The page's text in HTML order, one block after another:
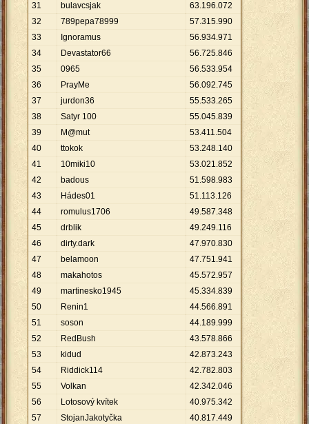
31
bulavcsjak 63.196.072
32
789pepa78999 57.315.990
33
Ignoramus 56.934.971
34
Devastator66 56.725.846
35
0965 56.533.954
36
PrayMe 56.092.745
37
jurdon36 55.533.265
38
Satyr 100 55.045.839
39
M@mut 53.411.504
40
ttokok 53.248.140
41
10miki10 53.021.852
42
badous 51.598.983
43
Hádes01 51.113.126
44
romulus1706 49.587.348
45
drblik 49.249.116
46
dirty.dark 47.970.830
47
belamoon 47.751.941
48
makahotos 45.572.957
49
martinesko1945 45.334.839
50
Renin1 44.566.891
51
soson 44.189.999
52
RedBush 43.578.866
53
kidud 42.873.243
54
Riddick114 42.782.803
55
Volkan 42.342.046
56
Lotosový kvítek 40.975.342
57
StojanJakotyčka 40.817.449